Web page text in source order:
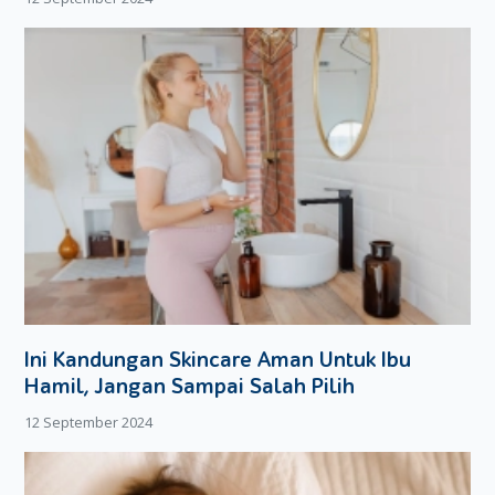
mereka temui di lingkungannya. Selain itu, dalam penelitian
lainnya, para peneliti menyatakan jika anak yang rutin
mendapatkan sentuhan dari Ayah dan Ibunya, akan tumbuh
lebih cerdas ketimbang anak yang hanya mengenal sentuhan
Ibunya.
Dengan semua manfaat yang dimilikinya, mari kita biasakan
memberikan belaian lembut kepada si kecil. Bukan hanya
Moms saja, tapi Dad juga ya. OK!
Ini Kandungan Skincare Aman Untuk Ibu
Hamil, Jangan Sampai Salah Pilih
12 September 2024